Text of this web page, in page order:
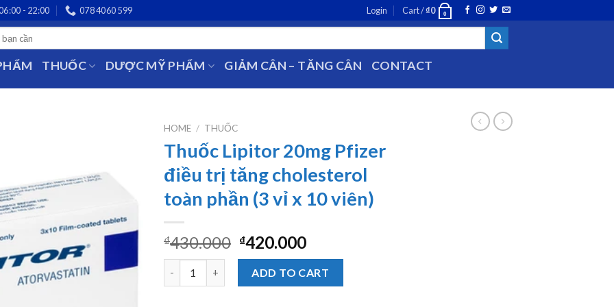
- 22:00 078 4060 599 Login Cart /₫0 0
THUỐC DƯỢC MỸ PHẨM GIẢM CÂN – TĂNG CÂN CONTACT
HOME / THUỐC
Thuốc Lipitor 20mg Pfizer
điều trị tăng cholesterol
toàn phần (3 vỉ x 10 viên)
₫430.000 ₫420.000
ADD TO CART